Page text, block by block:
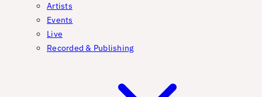
Artists
Events
Live
Recorded & Publishing